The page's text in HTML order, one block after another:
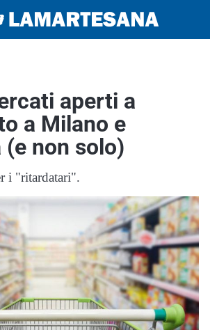
aperti a
a Milano e
non solo)
i "ritardatari".